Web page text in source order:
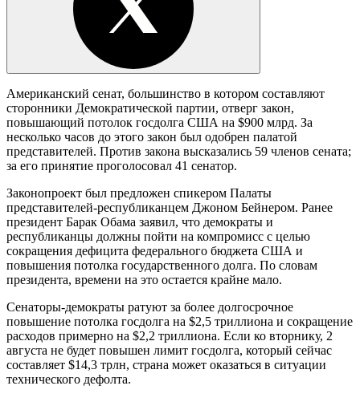
Американский сенат, большинство в котором составляют
сторонники Демократической партии, отверг закон,
повышающий потолок госдолга США на $900 млрд. За
несколько часов до этого закон был одобрен палатой
представителей. Против закона высказались 59 членов сената;
за его принятие проголосовал 41 сенатор.
Законопроект был предложен спикером Палаты
представителей-республиканцем Джоном Бейнером. Ранее
президент Барак Обама заявил, что демократы и
республиканцы должны пойти на компромисс с целью
сокращения дефицита федерального бюджета США и
повышения потолка государственного долга. По словам
президента, времени на это остается крайне мало.
Сенаторы-демократы ратуют за более долгосрочное
повышение потолка госдолга на $2,5 триллиона и сокращение
расходов примерно на $2,2 триллиона. Если ко вторнику, 2
августа не будет повышен лимит госдолга, который сейчас
составляет $14,3 трлн, страна может оказаться в ситуации
технического дефолта.